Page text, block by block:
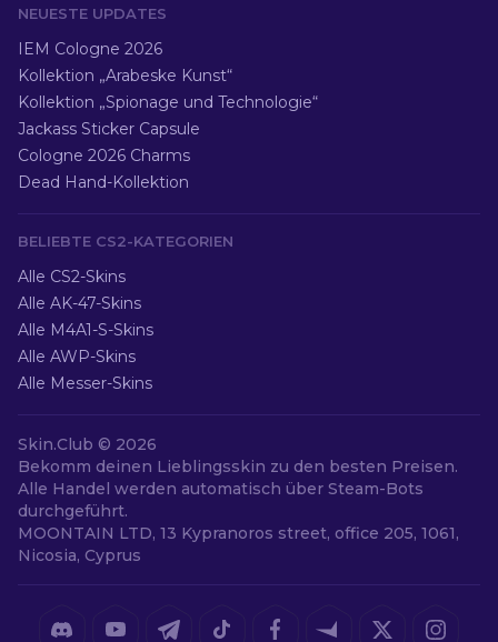
NEUESTE UPDATES
IEM Cologne 2026
Kollektion „Arabeske Kunst“
Kollektion „Spionage und Technologie“
Jackass Sticker Capsule
Cologne 2026 Charms
Dead Hand-Kollektion
BELIEBTE CS2-KATEGORIEN
Alle CS2-Skins
Alle AK-47-Skins
Alle M4A1-S-Skins
Alle AWP-Skins
Alle Messer-Skins
Skin.Club © 2026
Bekomm deinen Lieblingsskin zu den besten Preisen.
Alle Handel werden automatisch über Steam-Bots
durchgeführt.
MOONTAIN LTD, 13 Kypranoros street, office 205, 1061,
Nicosia, Cyprus